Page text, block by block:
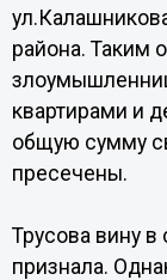
района. Таким
квартирами и
общую сумму
пресечены.
Трусова вину
признала.